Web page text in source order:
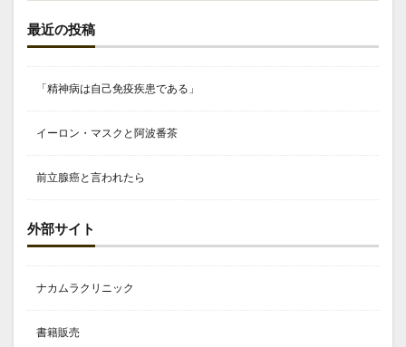
最近の投稿
「精神病は自己免疫疾患である」
イーロン・マスクと阿波番茶
前立腺癌と言われたら
外部サイト
ナカムラクリニック
書籍販売